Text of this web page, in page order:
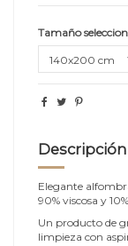
Tamaño
Descripción
Elegante
90% viscosa y
Un producto de
limpieza con